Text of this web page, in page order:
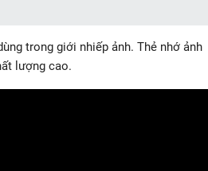
trong giới nhiếp ảnh. Thẻ nhớ ảnh
lượng cao.